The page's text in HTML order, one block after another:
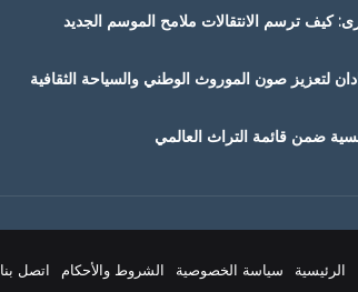
لتعزيز صون الموروث الوطني والسياحة الثقافية
ضمن قائمة التراث العالمي
الرئيسية سياسة الخصوصية الشروط والأحكام اتصل بنا